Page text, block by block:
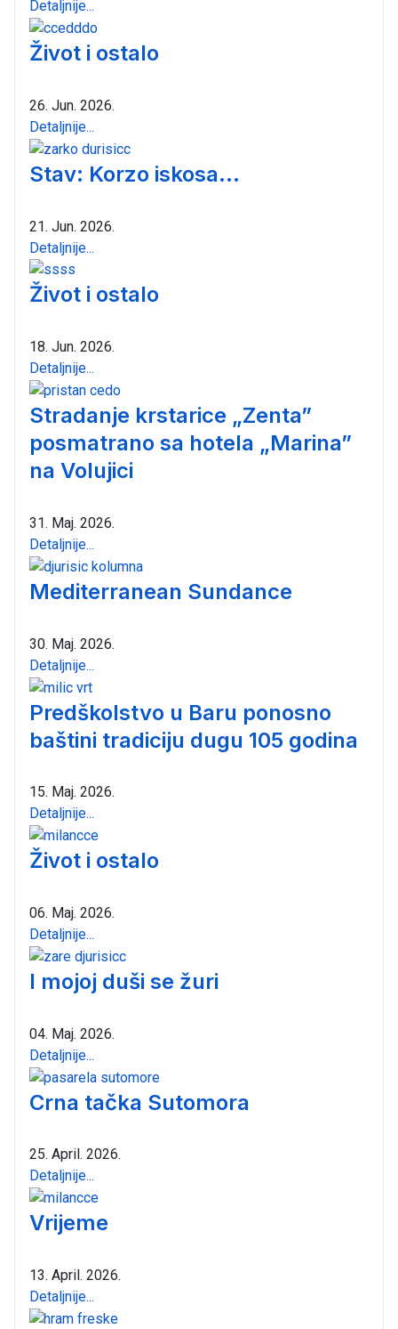
Detaljnije...
Život i ostalo
26. Jun. 2026.
Detaljnije...
Stav: Korzo iskosa...
21. Jun. 2026.
Detaljnije...
Život i ostalo
18. Jun. 2026.
Detaljnije...
Stradanje krstarice „Zenta”
posmatrano sa hotela „Marina”
na Volujici
31. Maj. 2026.
Detaljnije...
Mediterranean Sundance
30. Maj. 2026.
Detaljnije...
Predškolstvo u Baru ponosno
baštini tradiciju dugu 105 godina
15. Maj. 2026.
Detaljnije...
Život i ostalo
06. Maj. 2026.
Detaljnije...
I mojoj duši se žuri
04. Maj. 2026.
Detaljnije...
Crna tačka Sutomora
25. April. 2026.
Detaljnije...
Vrijeme
13. April. 2026.
Detaljnije...